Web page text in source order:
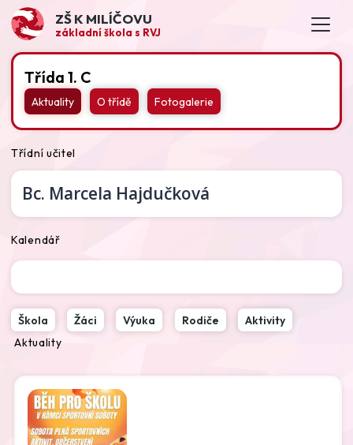
ZŠ K MILÍČOVU
základní škola s RVJ
Třída 1. C
Aktuality O třídě Fotogalerie
Třídní učitel
Bc. Marcela Hajdučková
Kalendář
Škola Žáci Výuka Rodiče
Aktivity
Aktuality